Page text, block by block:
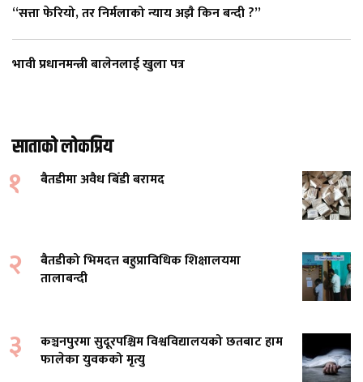
“सत्ता फेरियो, तर निर्मलाको न्याय अझै किन बन्दी ?”
भावी प्रधानमन्त्री बालेनलाई खुला पत्र
साताको लोकप्रिय
१ बैतडीमा अवैध बिँडी बरामद
२
बैतडीको भिमदत्त बहुप्राविधिक शिक्षालयमा
तालाबन्दी
३
कञ्चनपुरमा सुदूरपश्चिम विश्वविद्यालयको छतबाट हाम
फालेका युवकको मृत्यु